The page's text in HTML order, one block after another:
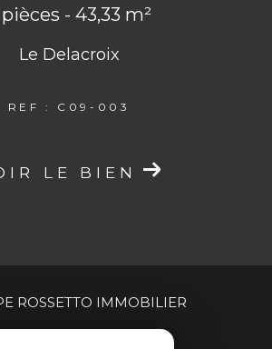
- 43,33 m²
Le Delacroix
REF : C09-003
LE BIEN
ROSSETTO IMMOBILIER